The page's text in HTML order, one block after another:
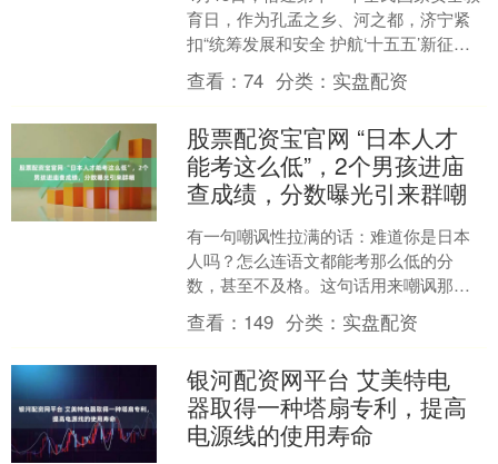
育日，作为孔孟之乡、河之都，济宁紧
扣“统筹发展和安全 护航‘十五五’新征
程”主题，在安全宣教、文旅复苏、产业
提质、民生保障....
查看：74 分类： 实盘配资
股票配资宝官网 “日本人才
能考这么低”，2个男孩进庙
查成绩，分数曝光引来群嘲
有一句嘲讽性拉满的话：难道你是日本
人吗？怎么连语文都能考那么低的分
数，甚至不及格。这句话用来嘲讽那些
中学生，可以说是再精准不过了。 毕竟
大家都是中国人，从小就说....
查看： 149 分类： 实盘配资
银河配资网平台 艾美特电
器取得一种塔扇专利，提高
电源线的使用寿命